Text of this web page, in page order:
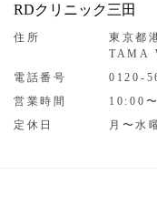
RDクリニック三田
住所
東京都
TAMA
電話番号
0120-
営業時間
10:00
定休日
月〜水